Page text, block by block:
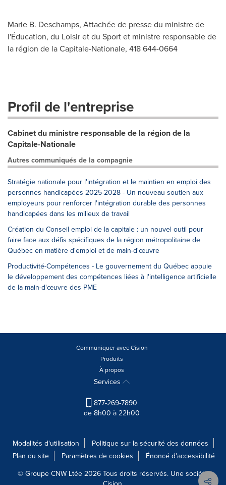
Marie B. Deschamps, Attachée de presse du ministre de
l'Éducation, du Loisir et du Sport et ministre responsable de
la région de la Capitale-Nationale, 418 644-0664
Profil de l'entreprise
Cabinet du ministre responsable de la région de la
Capitale-Nationale
Autres communiqués de la compagnie
Stratégie nationale pour l'intégration et le maintien en emploi des
personnes handicapées 2025-2028 - Un nouveau soutien aux
employeurs pour renforcer l'intégration durable des personnes
handicapées dans les milieux de travail
Création du Conseil emploi de la capitale : un nouvel outil pour
faire face aux défis spécifiques de la région métropolitaine de
Québec en matière d'emploi et de main-d'œuvre
Productivité-Compétences - Le gouvernement du Québec appuie
le développement des compétences liées à l'intelligence artificielle
de la main-d'œuvre des PME
Communiquer avec Cision
Produits
À propos
Services
877-269-7890
de 8h00 à 22h00
Modalités d'utilisation
Politique sur la sécurité des données
Plan du site
Paramètres de cookies
Énoncé d'accessibilité
© Groupe CNW Ltée 2026 Tous droits réservés. Une société